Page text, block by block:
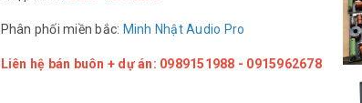
Phân phối miền bắc: Minh Nhật Audio Pro
Liên hệ bán buôn + dự án: 0989151988 - 0915962678